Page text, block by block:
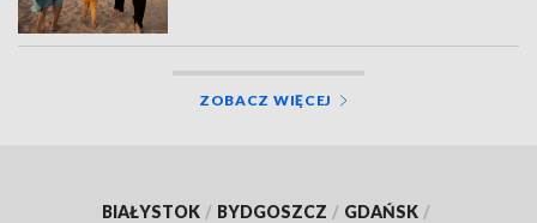
ZOBACZ WIĘCEJ
BIAŁYSTOK / BYDGOSZCZ / GDAŃSK /